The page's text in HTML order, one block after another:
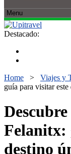
Destacado:
Home > Viajes y
guía para visitar
Felanitx:
destino